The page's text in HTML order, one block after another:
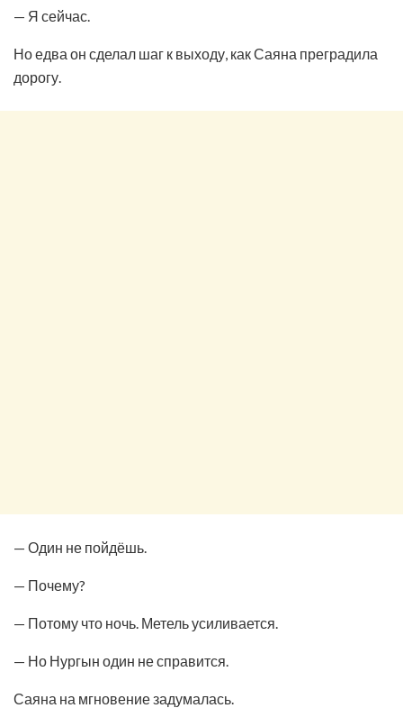
— Я сейчас.
Но едва он сделал шаг к выходу, как Саяна преградила
дорогу.
— Один не пойдёшь.
— Почему?
— Потому что ночь. Метель усиливается.
— Но Нургын один не справится.
Саяна на мгновение задумалась.